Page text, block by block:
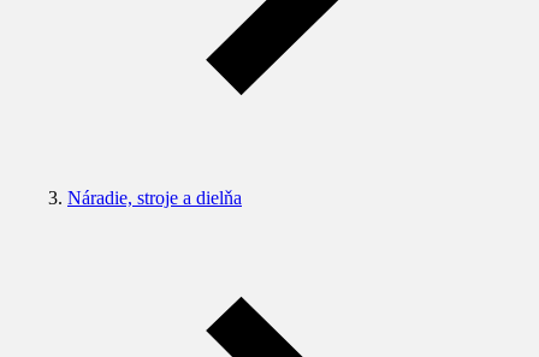
Náradie, stroje a dielňa